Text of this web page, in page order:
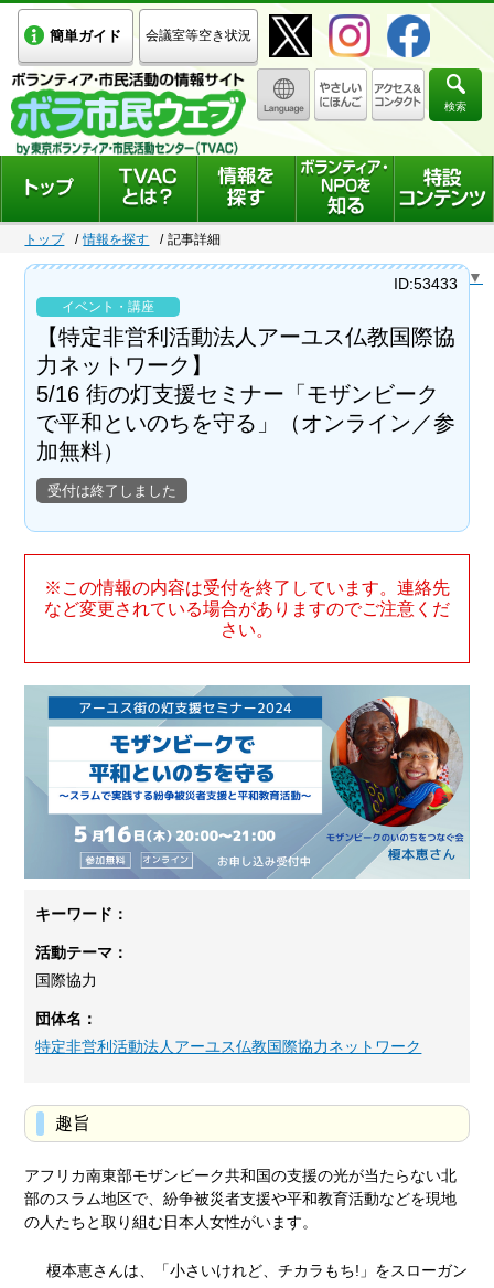
簡単ガイド 会議室等空き状況
検索
トップ 情報を探す 記事詳細
Select Language ▼
イベント・講座
【特定非営利活動法人アーユス仏教国際協
力ネットワーク】
5/16 街の灯支援セミナー「モザンビーク
で平和といのちを守る」（オンライン／参
加無料）
受付は終了しました
ID:53433
※この情報の内容は受付を終了しています。連絡先
など変更されている場合がありますのでご注意くだ
さい。
キーワード：
活動テーマ：
国際協力
団体名：
特定非営利活動法人アーユス仏教国際協力ネットワーク
趣旨
アフリカ南東部モザンビーク共和国の支援の光が当たらない北
部のスラム地区で、紛争被災者支援や平和教育活動などを現地
の人たちと取り組む日本人女性がいます。
榎本恵さんは、「小さいけれど、チカラもち!」をスローガン